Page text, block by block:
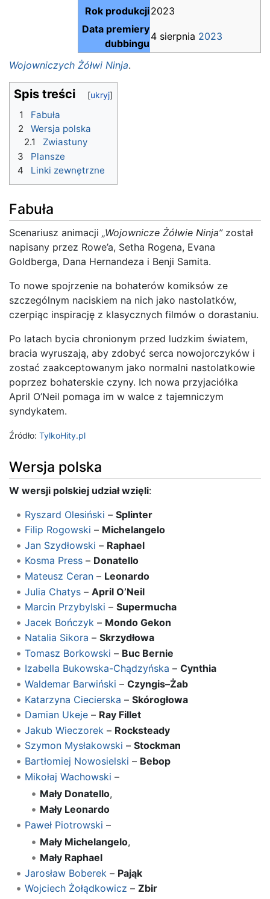
Rok produkcji2023
Data premiery
dubbingu
4 sierpnia 2023
Wojowniczych Żółwi Ninja.
Spis treści
1
Fabuła
2
Wersja polska
2.1
Zwiastuny
3
Plansze
4
Linki zewnętrzne
Fabuła
Scenariusz animacji „Wojownicze Żółwie Ninja”został
napisany przez Rowe’a, Setha Rogena, Evana
Goldberga, Dana Hernandeza i Benji Samita.
To nowe spojrzenie na bohaterów komiksów ze
szczególnym naciskiem na nich jako nastolatków,
czerpiąc inspirację z klasycznych filmów o dorastaniu.
Po latach bycia chronionym przed ludzkim światem,
bracia wyruszają, aby zdobyć serca nowojorczyków i
zostać zaakceptowanym jako normalni nastolatkowie
poprzez bohaterskie czyny. Ich nowa przyjaciółka
April O’Neil pomaga im w walce z tajemniczym
syndykatem.
Źródło: TylkoHity.pl
Wersja polska
W wersji polskiej udział wzięli:
Ryszard Olesiński – Splinter
Filip Rogowski – Michelangelo
Jan Szydłowski – Raphael
Kosma Press– Donatello
Mateusz Ceran– Leonardo
Julia Chatys– April O’Neil
Marcin Przybylski – Supermucha
Jacek Bończyk – Mondo Gekon
Natalia Sikora – Skrzydłowa
Tomasz Borkowski – Buc Bernie
Izabella Bukowska-Chądzyńska – Cynthia
Waldemar Barwiński – Czyngis–Żab
Katarzyna Ciecierska – Skórogłowa
Damian Ukeje– Ray Fillet
Jakub Wieczorek – Rocksteady
Szymon Mysłakowski – Stockman
Bartłomiej Nowosielski – Bebop
Mikołaj Wachowski –
Mały Donatello,
Mały Leonardo
Paweł Piotrowski –
Mały Michelangelo,
Mały Raphael
Jarosław Boberek – Pająk
Wojciech Żołądkowicz – Zbir